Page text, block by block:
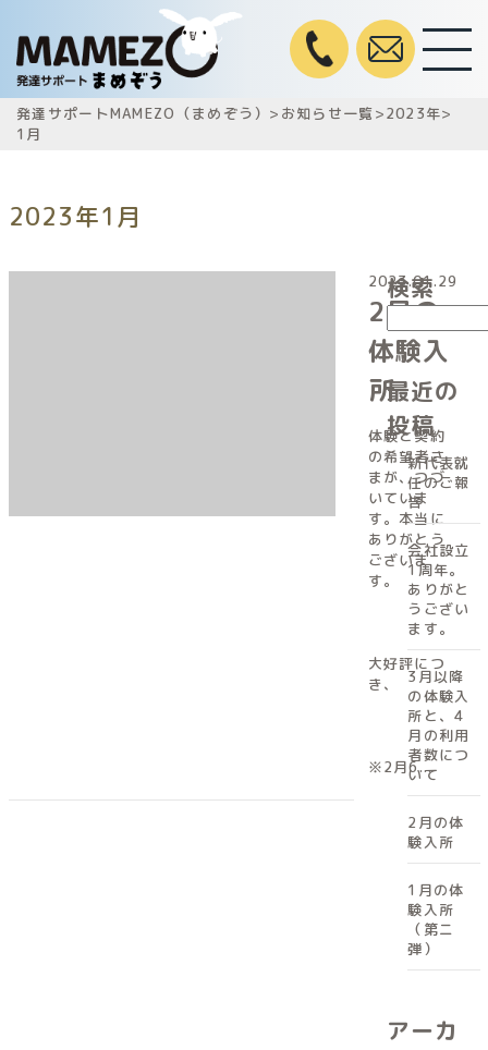
発達サポートMAMEZO（まめぞう） > お知らせ一覧>2023年>
1月
2023年1月
2023.01.29
2月の
体験入
所
体験と契約
の希望者さ
まが、つづ
いていま
す。本当に
ありがとう
ございま
す。
大好評につ
き、
※2月6...
検索
最近の
投稿
新代表就
任のご報
告
会社設立
1周年。
ありがと
うござい
ます。
3月以降
の体験入
所と、4
月の利用
者数につ
いて
2月の体
験入所
1月の体
験入所
（第ニ
弾）
アーカ